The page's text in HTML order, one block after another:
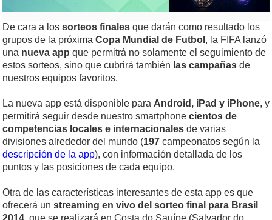
De cara a los sorteos finales que darán como resultado los
grupos de la próxima Copa Mundial de Futbol , la FIFA lanzó
una nueva app que permitrá no solamente el seguimiento de
estos sorteos, sino que cubrirá también las campañas de
nuestros equipos favoritos.
La nueva app está disponible para Android, iPad y iPhone, y
permitirá seguir desde nuestro smartphone cientos de
competencias locales e internacionales de varias
divisiones alrededor del mundo (197 campeonatos según la
descripción de la app), con información detallada de los
puntos y las posiciones de cada equipo.
Otra de las características interesantes de esta app es que
ofrecerá un streaming en vivo del sorteo final para Brasil
2014, que se realizará en Costa do Sauípe (Salvador do